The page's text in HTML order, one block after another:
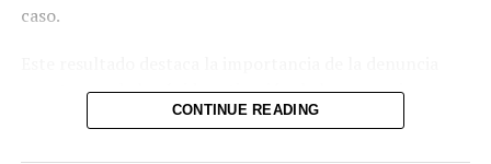
200,000 salvadoreños
caso.
oportuna y de la rápida activación de los mecanismos
interinstitucionales de búsqueda. La coordinación entre
CONTINUE READING